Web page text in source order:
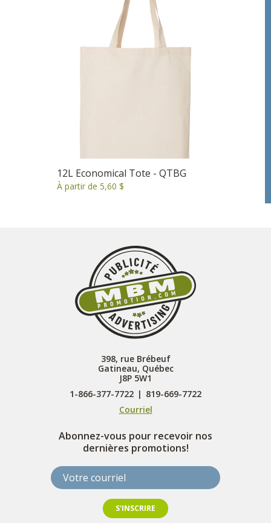
12L Economical Tote - QTBG
À partir de 5,60 $
398, rue Brébeuf
Gatineau, Québec
J8P 5W1
1-866-377-7722 | 819-669-7722
Courriel
Abonnez-vous pour recevoir nos
dernières promotions!
Votre courriel
S'INSCRIRE